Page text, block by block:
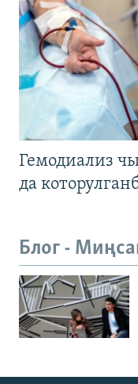
Гемодиализ
да
Блог -